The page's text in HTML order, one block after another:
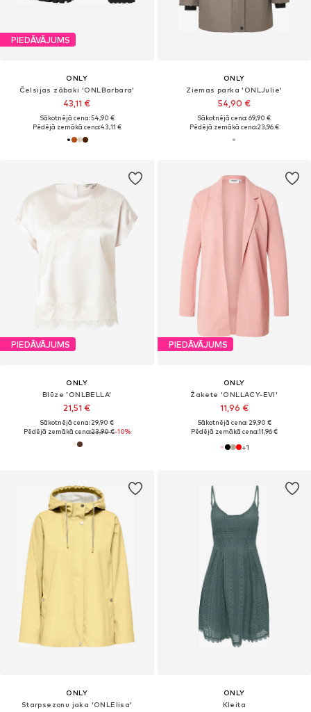
PIEDĀVĀJUMS
ONLY
Čelsijas zābaki 'ONLBarbara'
43,11 €
Sākotnējā cena: 54,90 €
Pēdējā zemākā cena:43,11 €
ONLY
Ziemas parka 'ONLJulie'
54,90 €
Sākotnējā cena: 69,90 €
Pēdējā zemākā cena:23,96 €
PIEDĀVĀJUMS
ONLY
Blūze 'ONLBELLA'
21,51 €
Sākotnējā cena: 29,90 €
Pēdējā zemākā cena:23,90 €-10%
PIEDĀVĀJUMS
ONLY
Žakete 'ONLLACY-EVI'
11,96 €
Sākotnējā cena: 29,90 €
Pēdējā zemākā cena:11,96 €
+1
ONLY
Starpsezonu jaka 'ONLElisa'
ONLY
Kleita